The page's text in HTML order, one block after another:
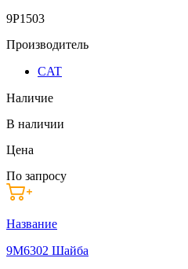
9P1503
Производитель
CAT
Наличие
В наличии
Цена
По запросу
Название
9M6302 Шайба